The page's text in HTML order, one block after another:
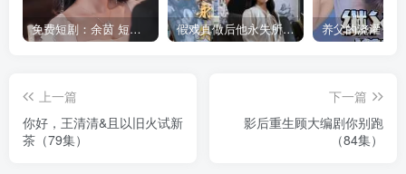
免费短剧：余茵 短剧 16部合集 假戏真做后他永失所爱（60集）程澄＆杨珞仟
上一篇
你好，王清清&且以旧火试新
茶（79集）
下一篇
影后重生顾大编剧你别跑
（84集）